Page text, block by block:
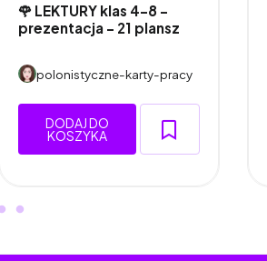
🌹 LEKTURY klas 4–8 -
prezentacja - 21 plansz
polonistyczne-karty-pracy
DODAJ DO
KOSZYKA